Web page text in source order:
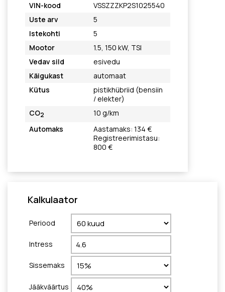
VIN-kood
VSSZZZKP2S1025540
Uste arv
5
Istekohti
5
Mootor
1.5, 150 kW, TSI
Vedav sild
esivedu
Käigukast
automaat
Kütus
pistikhübriid (bensiin
/ elekter)
CO2
10 g/km
Automaks
Aastamaks: 134 €
Registreerimistasu:
800 €
Kalkulaator
Periood
Intress
Sissemaks
Jääkväärtus